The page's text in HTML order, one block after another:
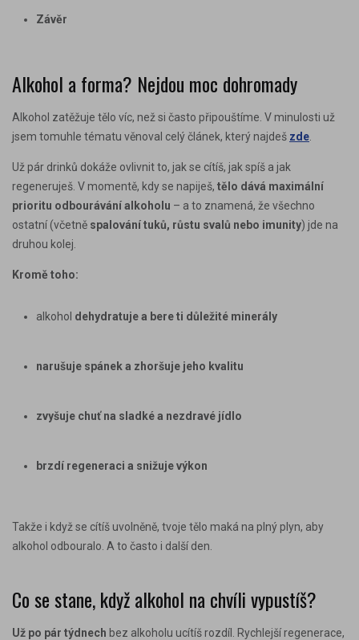
Závěr
Alkohol a forma? Nejdou moc dohromady
Alkohol zatěžuje tělo víc, než si často připouštíme. V minulosti už
jsem tomuhle tématu věnoval celý článek, který najdeš zde
Už pár drinků dokáže ovlivnit to, jak se cítíš, jak spíš a jak
regeneruješ. V momentě, kdy se napiješ, tělo dává maximální
prioritu odbourávání alkoholu – a to znamená, že všechno
ostatní (včetně spalování tuků, růstu svalů nebo imunity) jde na
druhou kolej.
Kromě toho:
alkohol dehydratuje a bere ti důležité minerály
narušuje spánek a zhoršuje jeho kvalitu
zvyšuje chuť na sladké a nezdravé jídlo
brzdí regeneraci a snižuje výkon
Takže i když se cítíš uvolněně, tvoje tělo maká na plný plyn, aby
alkohol odbouralo. A to často i další den.
Co se stane, když alkohol na chvíli vypustíš?
Už po pár týdnech bez alkoholu ucítíš rozdíl. Rychlejší regenerace,